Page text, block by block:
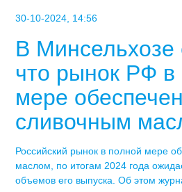
30-10-2024, 14:56
В
что рынок РФ в
мере обеспечен
сливочным
Российский рынок в полной мере
маслом, по итогам 2024 года
объемов его выпуска. Об этом